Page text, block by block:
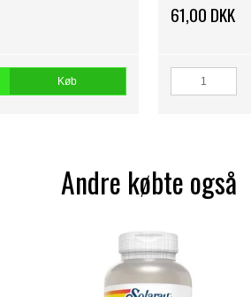
Køb
61,00 DKK
Andre købte også